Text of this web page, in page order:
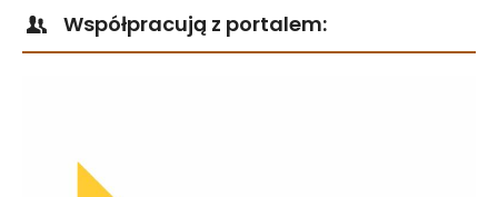
Współpracują z portalem: